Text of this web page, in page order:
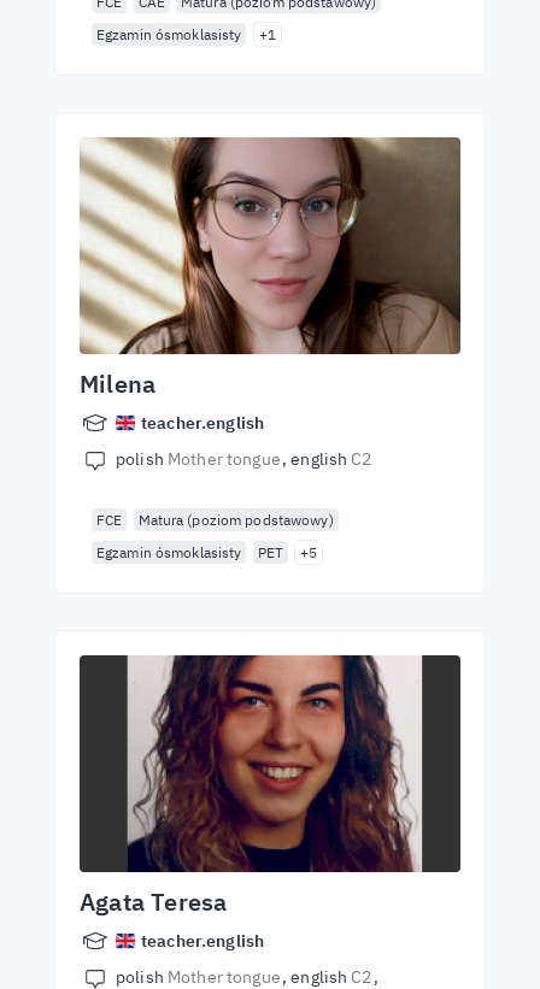
Egzamin ósmoklasisty
+1
Milena
teacher.english
polish Mother tongue english C2
FCE
Matura (poziom podstawowy)
Egzamin ósmoklasisty
PET +5
Agata Teresa
teacher.english
polish Mother tongue english C2